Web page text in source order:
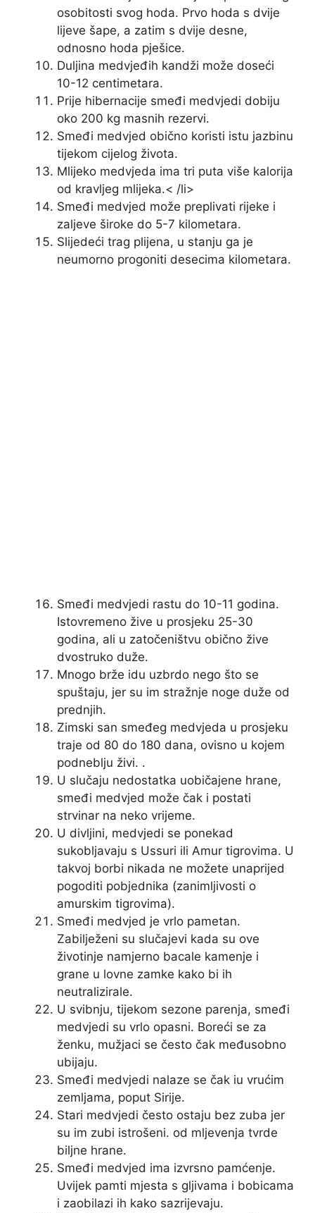
osobitosti svog hoda. Prvo hoda s dvije
lijeve šape, a zatim s dvije desne,
odnosno hoda pješice.
Duljina medvjeđih kandži može doseći
10-12 centimetara.
Prije hibernacije smeđi medvjedi dobiju
oko 200 kg masnih rezervi.
Smeđi medvjed obično koristi istu jazbinu
tijekom cijelog života.
Mlijeko medvjeda ima tri puta više kalorija
od kravljeg mlijeka.< /li>
Smeđi medvjed može preplivati ​​rijeke i
zaljeve široke do 5-7 kilometara.
Slijedeći trag plijena, u stanju ga je
neumorno progoniti desecima kilometara.
Smeđi medvjedi rastu do 10-11 godina.
Istovremeno žive u prosjeku 25-30
godina, ali u zatočeništvu obično žive
dvostruko duže.
Mnogo brže idu uzbrdo nego što se
spuštaju, jer su im stražnje noge duže od
prednjih.
Zimski san smeđeg medvjeda u prosjeku
traje od 80 do 180 dana, ovisno u kojem
podneblju živi. .
U slučaju nedostatka uobičajene hrane,
smeđi medvjed može čak i postati
strvinar na neko vrijeme.
U divljini, medvjedi se ponekad
sukobljavaju s Ussuri ili Amur tigrovima. U
takvoj borbi nikada ne možete unaprijed
pogoditi pobjednika (zanimljivosti o
amurskim tigrovima).
Smeđi medvjed je vrlo pametan.
Zabilježeni su slučajevi kada su ove
životinje namjerno bacale kamenje i
grane u lovne zamke kako bi ih
neutralizirale.
U svibnju, tijekom sezone parenja, smeđi
medvjedi su vrlo opasni. Boreći se za
ženku, mužjaci se često čak međusobno
ubijaju.
Smeđi medvjedi nalaze se čak iu vrućim
zemljama, poput Sirije.
Stari medvjedi često ostaju bez zuba jer
su im zubi istrošeni. od mljevenja tvrde
biljne hrane.
Smeđi medvjed ima izvrsno pamćenje.
Uvijek pamti mjesta s gljivama i bobicama
i zaobilazi ih kako sazrijevaju.